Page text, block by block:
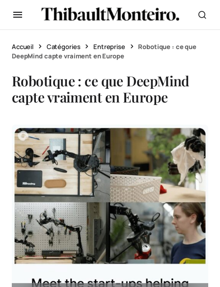
Accueil Catégories Entreprise
Robotique : ce que
DeepMind capte vraiment en Europe
Robotique : ce que DeepMind
capte vraiment en Europe